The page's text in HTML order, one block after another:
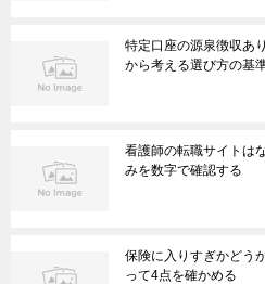
特定口座の源泉徴収あ
から考える選び方の基
看護師の転職サイトは
みを数字で確認する
保険に入りすぎかどう
って4点を確かめる